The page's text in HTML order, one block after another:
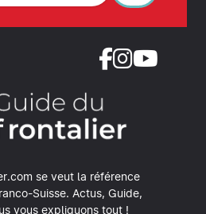
se veut la référence
Suisse. Actus, Guide,
vous expliquons tout !